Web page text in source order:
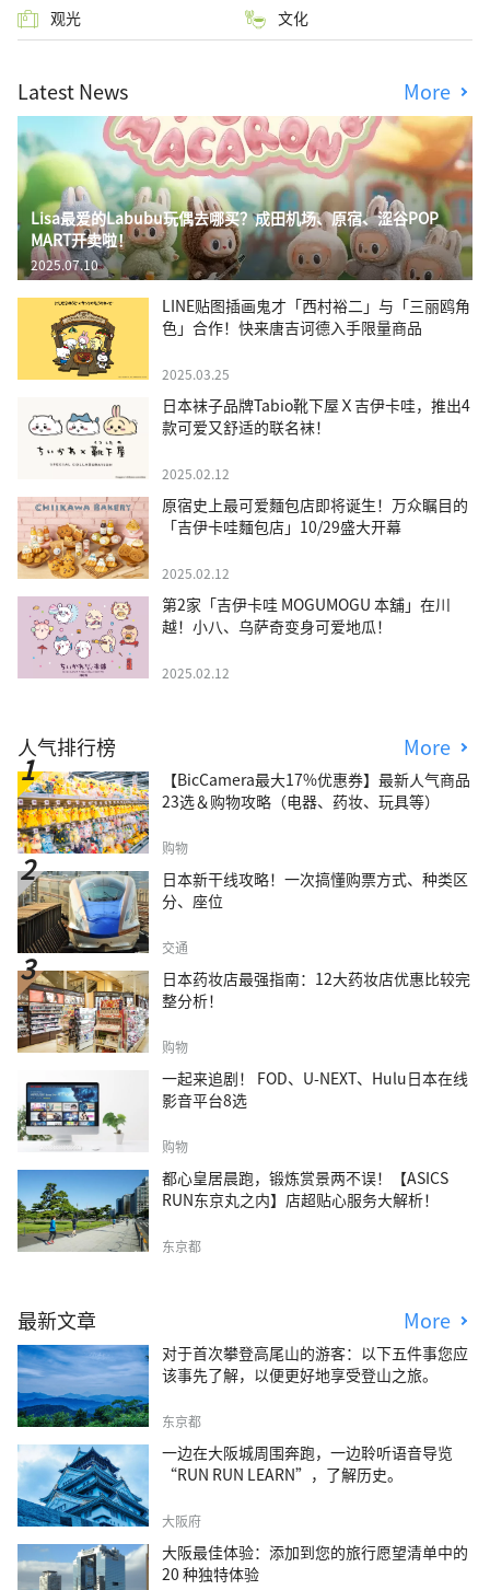
观光 文化
Latest News More
Lisa最爱的Labubu玩偶去哪买？成田机场、原宿、涩谷POP
MART开卖啦！
2025.07.10
LINE贴图插画鬼才「西村裕二」与「三丽鸥角
色」合作！快来唐吉诃德入手限量商品
2025.03.25
日本袜子品牌Tabio靴下屋Ｘ吉伊卡哇，推出4
款可爱又舒适的联名袜！
2025.02.12
原宿史上最可爱麵包店即将诞生！万众瞩目的
「吉伊卡哇麵包店」10/29盛大开幕
2025.02.12
第2家「吉伊卡哇 MOGUMOGU 本舖」在川
越！小八、乌萨奇变身可爱地瓜！
2025.02.12
人气排行榜 More
【BicCamera最大17%优惠券】最新人气商品
23选＆购物攻略（电器、药妆、玩具等）
购物
日本新干线攻略！一次搞懂购票方式、种类区
分、座位
交通
日本药妆店最强指南：12大药妆店优惠比较完
整分析！
购物
一起来追剧！ FOD、U-NEXT、Hulu日本在线
影音平台8选
购物
都心皇居晨跑，锻炼赏景两不误！【ASICS
RUN东京丸之内】店超贴心服务大解析！
东京都
最新文章 More
对于首次攀登高尾山的游客：以下五件事您应
该事先了解，以便更好地享受登山之旅。
东京都
一边在大阪城周围奔跑，一边聆听语音导览
“RUN RUN LEARN”，了解历史。
大阪府
大阪最佳体验：添加到您的旅行愿望清单中的
20 种独特体验